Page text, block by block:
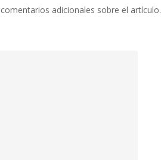
adicionales sobre el artículo.